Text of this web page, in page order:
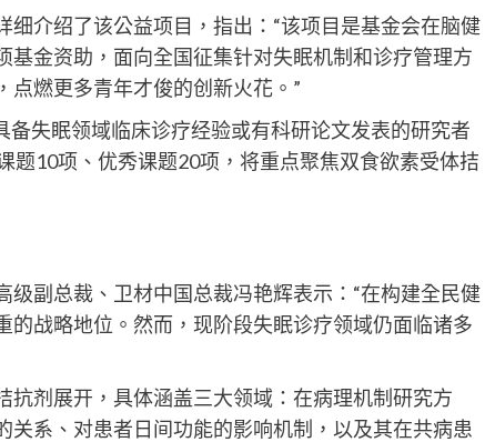
细介绍了该公益项目，指出：“该项目是基金会在脑健
金资助，面向全国征集针对失眠机制和诊疗管理方
点燃更多青年才俊的创新火花。”
备失眠领域临床诊疗经验或有科研论文发表的研究者
题10项、优秀课题20项，将重点聚焦双食欲素受体拮
副总裁、卫材中国总裁冯艳辉表示：“在构建全民健
战略地位。然而，现阶段失眠诊疗领域仍面临诸多
剂展开，具体涵盖三大领域：在病理机制研究方
系、对患者日间功能的影响机制，以及其在共病患